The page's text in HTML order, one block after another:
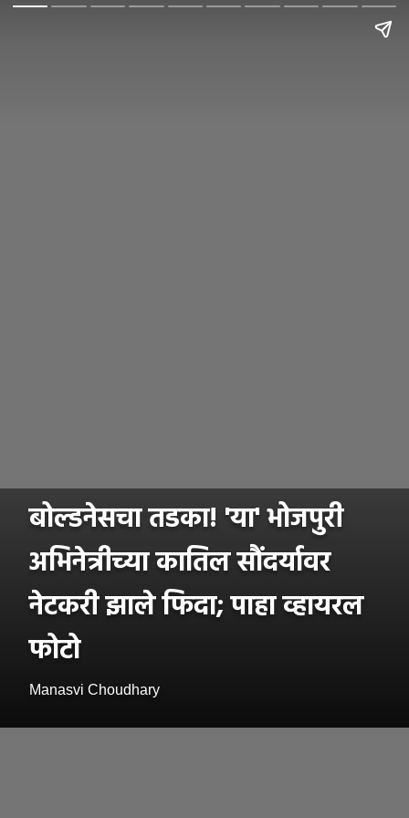
बोल्डनेसचा तडका! 'या' भोजपुरी
अभिनेत्रीच्या कातिल सौंदर्यावर
नेटकरी झाले फिदा; पाहा व्हायरल
फोटो
Manasvi Choudhary